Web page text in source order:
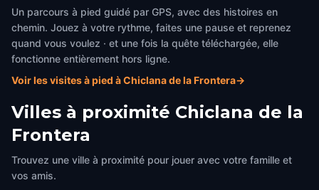
Un parcours à pied guidé par GPS, avec des histoires en
chemin. Jouez à votre rythme, faites une pause et reprenez
quand vous voulez · et une fois la quête téléchargée, elle
fonctionne entièrement hors ligne.
Voir les visites à pied à Chiclana de la Frontera→
Villes à proximité Chiclana de la
Frontera
Trouvez une ville à proximité pour jouer avec votre famille et
vos amis.